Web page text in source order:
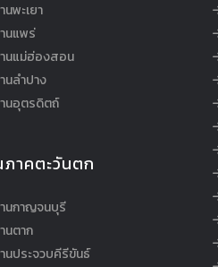
นพะเยา
นแพร่
นแม่ฮ่องสอน
นลำปาง
นอุตรดิตถ์
ภาคตะวันตก
นกาญจนบุรี
นตาก
นประจวบคีรีขันธ์